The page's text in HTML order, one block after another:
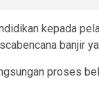
kepada
banjir
proses